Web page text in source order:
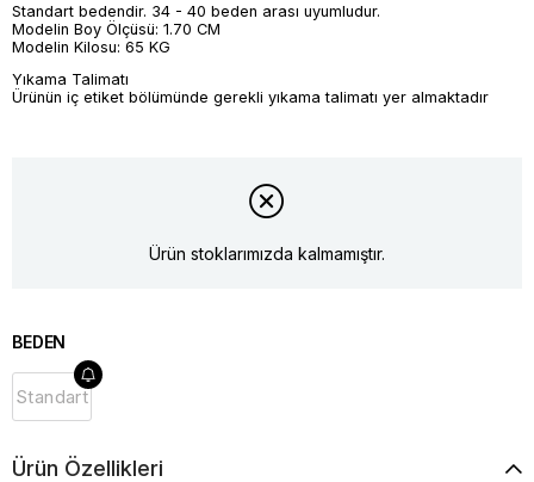
Standart bedendir. 34 - 40 beden arası uyumludur.
Modelin Boy Ölçüsü: 1.70 CM
Modelin Kilosu: 65 KG
Yıkama Talimatı
Ürünün iç etiket bölümünde gerekli yıkama talimatı yer almaktadır
Ürün stoklarımızda kalmamıştır.
BEDEN
Standart
Ürün Özellikleri